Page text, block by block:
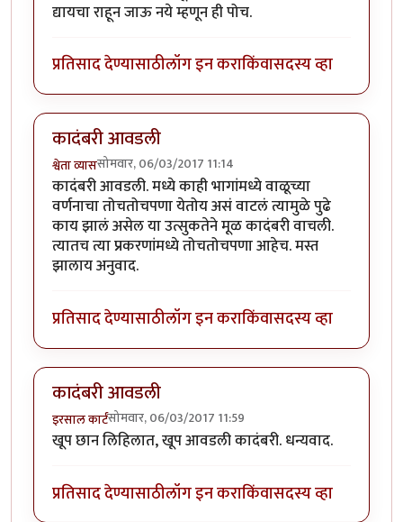
द्यायचा राहून जाऊ नये म्हणून ही पोच.
प्रतिसाद देण्यासाठीलॉग इन कराकिंवासदस्य व्हा
कादंबरी आवडली
श्वेता व्याससोमवार, 06/03/2017 11:14
कादंबरी आवडली. मध्ये काही भागांमध्ये वाळूच्या
वर्णनाचा तोचतोचपणा येतोय असं वाटलं त्यामुळे पुढे
काय झालं असेल या उत्सुकतेने मूळ कादंबरी वाचली.
त्यातच त्या प्रकरणांमध्ये तोचतोचपणा आहेच. मस्त
झालाय अनुवाद.
प्रतिसाद देण्यासाठीलॉग इन कराकिंवासदस्य व्हा
कादंबरी आवडली
इरसाल कार्टंसोमवार, 06/03/2017 11:59
खूप छान लिहिलात, खूप आवडली कादंबरी. धन्यवाद.
प्रतिसाद देण्यासाठीलॉग इन कराकिंवासदस्य व्हा